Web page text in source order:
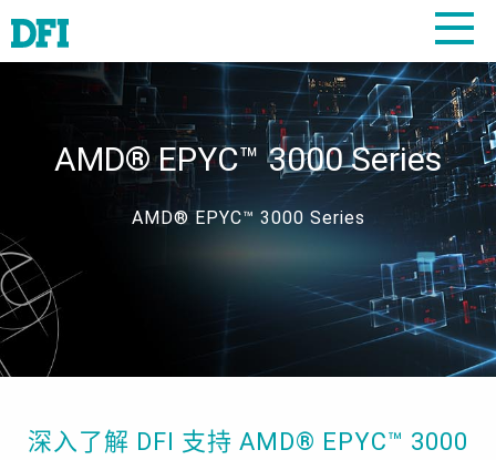
AMD® EPYC™ 3000 Series
AMD® EPYC™ 3000 Series
深入了解 DFI 支持 AMD® EPYC™ 3000